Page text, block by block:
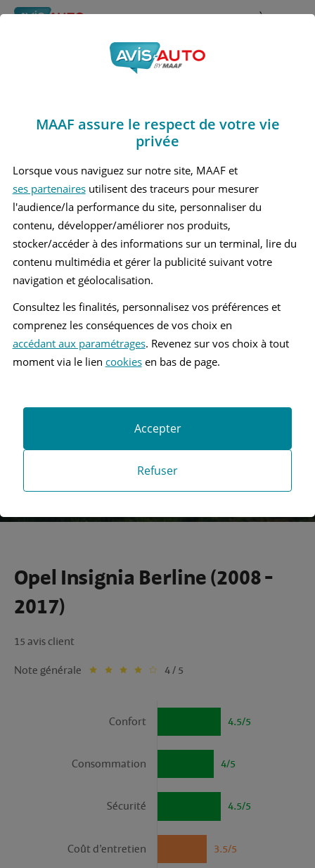
Rechercher À propos
Obtenir un devis d'assurance auto MAAF
Avis Opel Insignia
Berline (2008 - 2017)
Recherche d'un véhicule
Comparer deux véhicules
Recherche
Recherche avancée
Opel Insignia Berline (2008 -
2017)
15 avis client
Note générale 4 / 5
4.5/5
Confort
4/5
Consommation
4.5/5
Sécurité
3.5/5
Coût d’entretien
MAAF assure le respect de votre vie
privée
Lorsque vous naviguez sur notre site, MAAF et
ses partenairesutilisent des traceurs pour mesurer
l'audience/la performance du site, personnaliser du
contenu, développer/améliorer nos produits,
stocker/accéder à des informations sur un terminal, lire du
contenu multimédia et gérer la publicité suivant votre
navigation et géolocalisation.
Consultez les finalités, personnalisez vos préférences et
comprenez les conséquences de vos choix en
accédant aux paramétrages. Revenez sur vos choix à tout
moment via le lien cookiesen bas de page.
Refuser
Accepter